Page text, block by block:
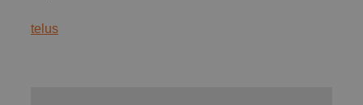
telus